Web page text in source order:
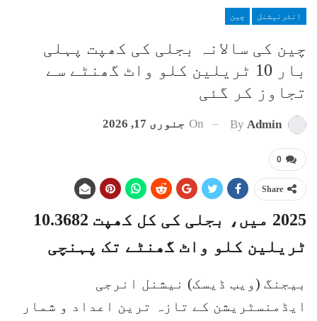
انٹرنیشنل چین
چین کی سالانہ بجلی کی کھپت پہلی
بار 10 ٹریلین کلو واٹ گھنٹے سے
تجاوز کر گئی
By Admin
On جنوری 17, 2026
0
Share
2025 میں، بجلی کی کل کھپت 10.3682
ٹریلین کلو واٹ گھنٹے تک پہنچی
بیجنگ (ویب ڈیسک) نیشنل انرجی
ایڈمنسٹریشن کے تازہ ترین اعداد و شمار